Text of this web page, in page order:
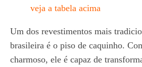
veja a tabela acima
Um dos revestimentos mais
brasileira é o piso de caquinho.
charmoso, ele é capaz de